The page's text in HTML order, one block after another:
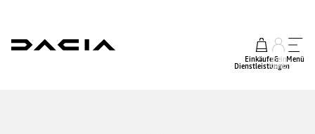
Einkäufe &
Dienstleistungen
mein
Konto
Menü